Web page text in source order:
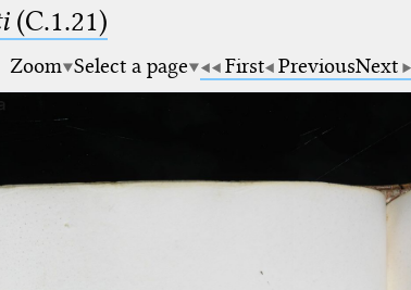
(C.1.21)
Zoom Select a page First PreviousNext